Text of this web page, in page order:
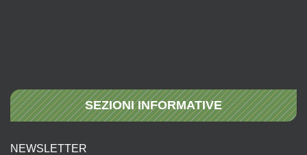
SEZIONI INFORMATIVE
NEWSLETTER